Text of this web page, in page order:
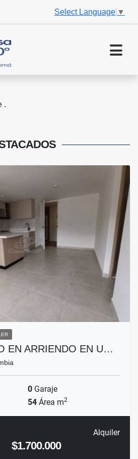
Select Language ▼
.
EN ARRIENDO EN U…
0 Garaje
54 Área m2
Alquiler
$1.700.000